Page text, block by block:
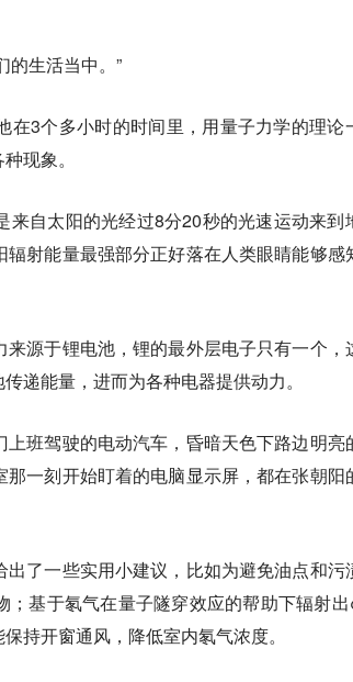
的生活当中。”
3个多小时的时间里，用量子力学的理论
现象。
自太阳的光经过8分20秒的光速运动来到
射能量最强部分正好落在人类眼睛能够感
源于锂电池，锂的最外层电子只有一个，
递能量，进而为各种电器提供动力。
班驾驶的电动汽车，昏暗天色下路边明亮
一刻开始盯着的电脑显示屏，都在张朝阳
了一些实用小建议，比如为避免油点和污
基于氡气在量子隧穿效应的帮助下辐射
持开窗通风，降低室内氡气浓度。